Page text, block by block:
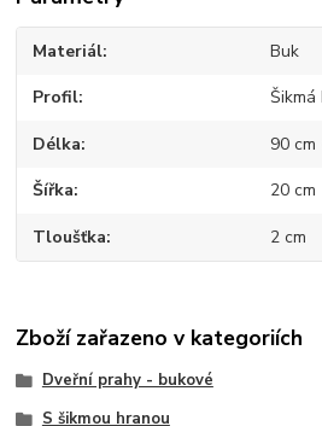
Materiál Buk
Profil Šikmá
Délka 90 cm
Šířka 20 cm
Tloušťka 2 cm
Zboží zařazeno v kategoriích
Dveřní prahy - bukové
S šikmou hranou